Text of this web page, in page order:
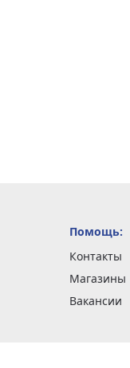
Помощь:
Контакты
Магазины
Вакансии